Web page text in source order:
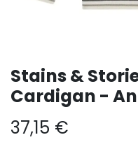
Stains &
Cardigan -
37,15 €